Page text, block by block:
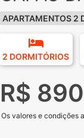
APARTAMENTOS 2
2 DORMITÓRIOS
R$
Os valores e condições